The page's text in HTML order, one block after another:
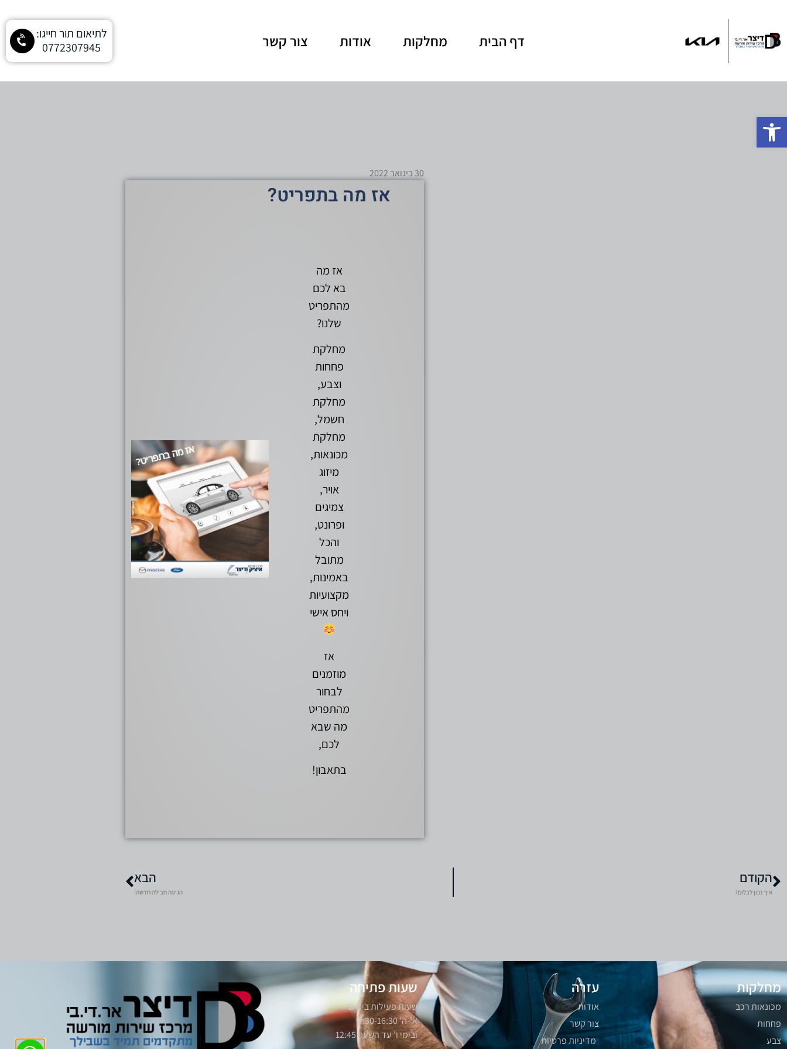
פתח סרגל נגישות
דף הבית מחלקות אודות צור קשר
לתיאום תור חייגו:
0772307945
30 בינואר 2022
אז מה בתפריט?
אז מה
בא לכם
מהתפריט
שלנו?
מחלקת
פחחות
וצבע,
מחלקת
חשמל,
מחלקת
מכונאות,
מיזוג
אויר,
צמיגים
ופרונט,
והכל
מתובל
באמינות,
מקצועיות
ויחס אישי
אז
מוזמנים
לבחור
מהתפריט
מה שבא
לכם,
בתאבון!​
הקודם
איך נכון לבלום?
הבא
הגיעה חבילה חדשה!
מחלקות
מכונאות רכב
פחחות
צבע
עזרה
אודות
צור קשר
מדיניות פרטיות
שעות פתיחה
שעות פעילות בימים
א'-ה' 7:30-16:30
ובימי ו' עד השעה 12:45